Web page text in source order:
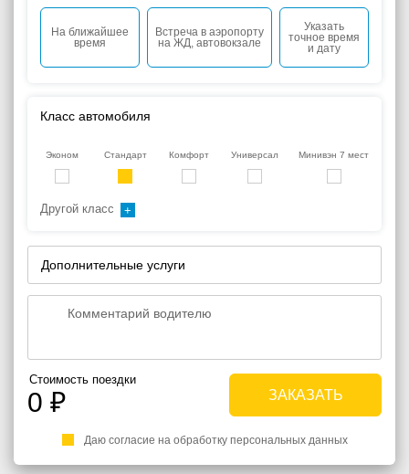
На ближайшее
время
Встреча в аэропорту
на ЖД, автовокзале
Указать
точное время
и дату
Класс автомобиля
Эконом Стандарт Комфорт Универсал Минивэн 7 мест
Другой класс
Дополнительные услуги
Стоимость поездки
0 ₽
Даю согласие на обработку персональных данных